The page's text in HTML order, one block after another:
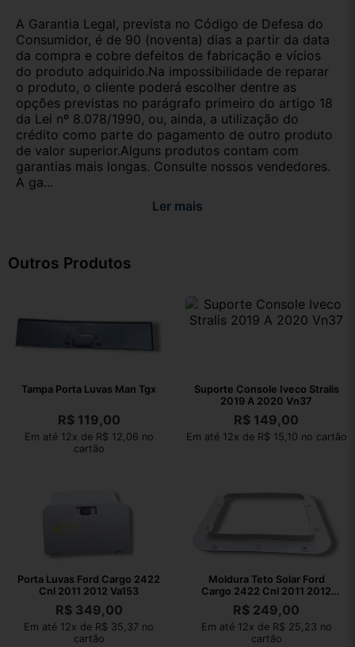
A Garantia Legal, prevista no Código de Defesa do
Consumidor, é de 90 (noventa) dias a partir da data
da compra e cobre defeitos de fabricação e vícios
do produto adquirido.Na impossibilidade de reparar
o produto, o cliente poderá escolher dentre as
opções previstas no parágrafo primeiro do artigo 18
da Lei nº 8.078/1990, ou, ainda, a utilização do
crédito como parte do pagamento de outro produto
de valor superior.Alguns produtos contam com
garantias mais longas. Consulte nossos vendedores.
A ga...
Ler mais
Outros Produtos
Tampa Porta Luvas Man Tgx
R$119,00
Em até 12x de R$ 12,06 no
cartão
Suporte Console Iveco Stralis
2019 A 2020 Vn37
R$ 149,00
Em até 12x de R$ 15,10 no cartão
Porta Luvas Ford Cargo 2422
Cnl 2011 2012 Va153
R$349,00
Em até 12x de R$ 35,37 no
cartão
Moldura Teto Solar Ford
Cargo 2422 Cnl 2011 2012
Va153
R$ 249,00
Em até 12x de R$ 25,23 no
cartão